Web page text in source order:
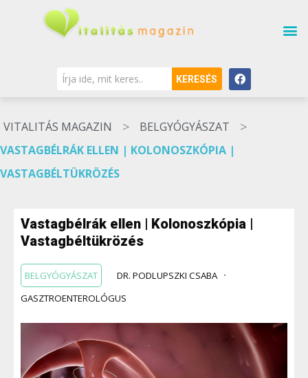
KERESÉS
VITALITÁS MAGAZIN > BELGYÓGYÁSZAT >
VASTAGBÉLRÁK ELLEN | KOLONOSZKÓPIA |
VASTAGBÉLTÜKRÖZÉS
Vastagbélrák ellen | Kolonoszkópia |
Vastagbéltükrözés
BELGYÓGYÁSZAT
DR. PODLUPSZKI CSABA
GASZTROENTEROLÓGUS